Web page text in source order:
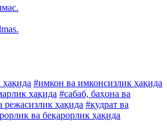
ҳақида #имкон ва имконсизлик ҳақида
ҳақида #сабаб, баҳона ва
режасизлик ҳақида #қудрат ва
ва беқарорлик ҳақида